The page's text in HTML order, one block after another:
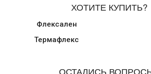
ХОТИТЕ КУПИТЬ?
Флексален
Термафлекс
ОСТАЛИСЬ